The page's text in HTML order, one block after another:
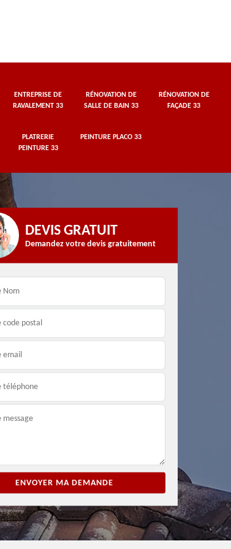
ENTREPRISE DE
RAVALEMENT 33
RÉNOVATION DE
SALLE DE BAIN 33
RÉNOVATION DE
FAÇADE 33
PLATRERIE
PEINTURE 33
PEINTURE PLACO 33
Entreprise de peinture
33
façade 33
DEVIS GRATUIT
Demandez votre devis gratuitement